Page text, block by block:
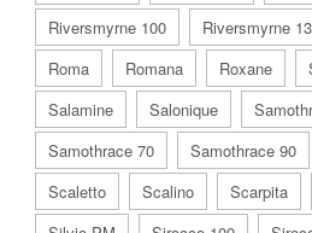
Riversmyrne 100
Riversmyrne
Roma
Romana Roxane
Salamine
Salonique
Samothrace 70
Samothrace 90
Scaletto
Scalino Scarpita